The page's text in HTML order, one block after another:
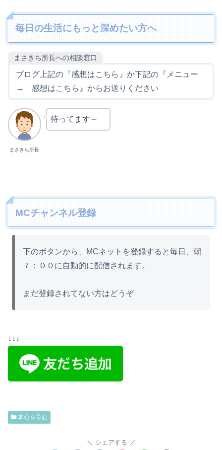
毎日の生活にもっと深めたい方へ
まさきち所長への相談窓口
ブログ上記の『感想はこちら』か下記の『メニュー
→ 感想はこちら』からお送りください
まさきち所長
待ってます～
MCチャンネル登録
下のボタンから、MCネットを登録すると毎日、朝
７：００に自動的に配信されます。
まだ登録されてない方はどうぞ
↓↓↓
本心を育む
シェアする